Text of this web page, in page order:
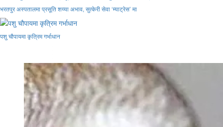
भरतपुर अस्पतालमा प्रसूति शय्या अभाव, सुत्केरी सेवा ‘म्याट्रेस’ मा
पशु चौपायमा कृत्रिम गर्भाधान